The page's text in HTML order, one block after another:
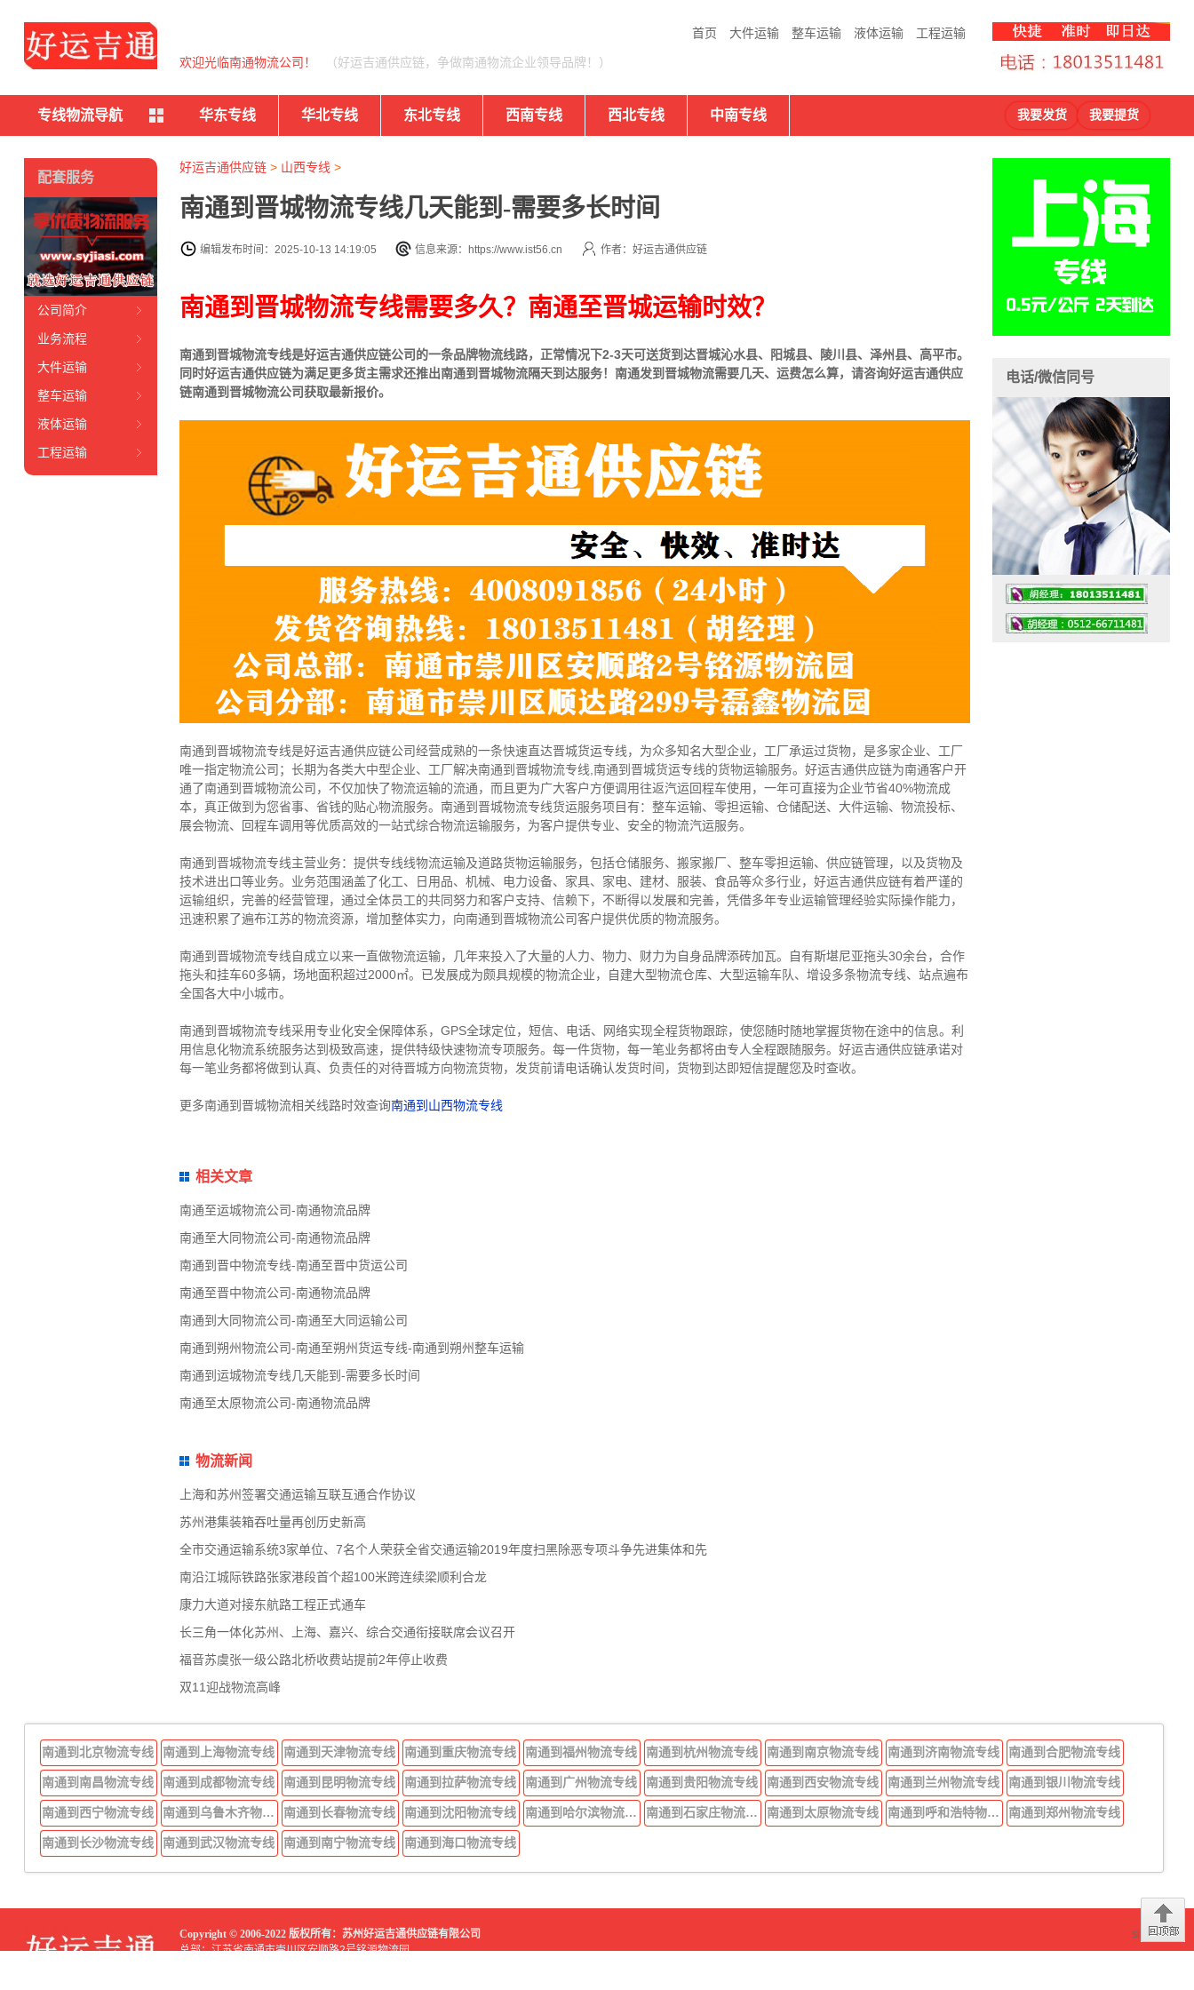
首页 大件运输 整车运输 液体运输 工程运输
欢迎光临南通物流公司！ （好运吉通供应链，争做南通物流企业领导品牌！）
专线物流导航 华东专线 华北专线 东北专线 西南专线 西北专线 中南专线 我要发货 我要提货
好运吉通供应链> 山西专线 >
南通到晋城物流专线几天能到-需要多长时间
编辑发布时间：2025-10-13 14:19:05 信息来源：https://www.ist56.cn 作者：好运吉通供应链
南通到晋城物流专线需要多久？南通至晋城运输时效？
南通到晋城物流专线是好运吉通供应链公司的一条品牌物流线路，正常情况下2-3天可送货到达晋城沁水县、阳城县、陵川县、泽州县、高平市。
同时好运吉通供应链为满足更多货主需求还推出南通到晋城物流隔天到达服务！南通发到晋城物流需要几天、运费怎么算，请咨询好运吉通供应
链南通到晋城物流公司获取最新报价。
南通到晋城物流专线是好运吉通供应链公司经营成熟的一条快速直达晋城货运专线，为众多知名大型企业，工厂承运过货物，是多家企业、工厂
唯一指定物流公司；长期为各类大中型企业、工厂解决南通到晋城物流专线,南通到晋城货运专线的货物运输服务。好运吉通供应链为南通客户开
通了南通到晋城物流公司，不仅加快了物流运输的流通，而且更为广大客户方便调用往返汽运回程车使用，一年可直接为企业节省40%物流成
本，真正做到为您省事、省钱的贴心物流服务。南通到晋城物流专线货运服务项目有：整车运输、零担运输、仓储配送、大件运输、物流投标、
展会物流、回程车调用等优质高效的一站式综合物流运输服务，为客户提供专业、安全的物流汽运服务。
南通到晋城物流专线主营业务：提供专线线物流运输及道路货物运输服务，包括仓储服务、搬家搬厂、整车零担运输、供应链管理，以及货物及
技术进出口等业务。业务范围涵盖了化工、日用品、机械、电力设备、家具、家电、建材、服装、食品等众多行业，好运吉通供应链有着严谨的
运输组织，完善的经营管理，通过全体员工的共同努力和客户支持、信赖下，不断得以发展和完善，凭借多年专业运输管理经验实际操作能力，
迅速积累了遍布江苏的物流资源，增加整体实力，向南通到晋城物流公司客户提供优质的物流服务。
南通到晋城物流专线自成立以来一直做物流运输，几年来投入了大量的人力、物力、财力为自身品牌添砖加瓦。自有斯堪尼亚拖头30余台，合作
拖头和挂车60多辆，场地面积超过2000㎡。已发展成为颇具规模的物流企业，自建大型物流仓库、大型运输车队、增设多条物流专线、站点遍布
全国各大中小城市。
南通到晋城物流专线采用专业化安全保障体系，GPS全球定位，短信、电话、网络实现全程货物跟踪，使您随时随地掌握货物在途中的信息。利
用信息化物流系统服务达到极致高速，提供特级快速物流专项服务。每一件货物，每一笔业务都将由专人全程跟随服务。好运吉通供应链承诺对
每一笔业务都将做到认真、负责任的对待晋城方向物流货物，发货前请电话确认发货时间，货物到达即短信提醒您及时查收。
更多南通到晋城物流相关线路时效查询南通到山西物流专线
相关文章
南通至运城物流公司-南通物流品牌
南通至大同物流公司-南通物流品牌
南通到晋中物流专线-南通至晋中货运公司
南通至晋中物流公司-南通物流品牌
南通到大同物流公司-南通至大同运输公司
南通到朔州物流公司-南通至朔州货运专线-南通到朔州整车运输
南通到运城物流专线几天能到-需要多长时间
南通至太原物流公司-南通物流品牌
物流新闻
上海和苏州签署交通运输互联互通合作协议
苏州港集装箱吞吐量再创历史新高
全市交通运输系统3家单位、7名个人荣获全省交通运输2019年度扫黑除恶专项斗争先进集体和先
南沿江城际铁路张家港段首个超100米跨连续梁顺利合龙
康力大道对接东航路工程正式通车
长三角一体化苏州、上海、嘉兴、综合交通衔接联席会议召开
福音苏虞张一级公路北桥收费站提前2年停止收费
双11迎战物流高峰
配套服务
公司简介
业务流程
大件运输
整车运输
液体运输
工程运输
电话/微信同号
南通到北京物流专线 南通到上海物流专线 南通到天津物流专线 南通到重庆物流专线 南通到福州物流专线 南通到杭州物流专线 南通到南京物流专线 南通到济南物流专线 南通到合肥物流专线
南通到南昌物流专线 南通到成都物流专线 南通到昆明物流专线 南通到拉萨物流专线 南通到广州物流专线 南通到贵阳物流专线 南通到西安物流专线 南通到兰州物流专线 南通到银川物流专线
南通到西宁物流专线 南通到乌鲁木齐物流专线 南通到长春物流专线 南通到沈阳物流专线 南通到哈尔滨物流专线 南通到石家庄物流专线 南通到太原物流专线 南通到呼和浩特物流专线 南通到郑州物流专线
南通到长沙物流专线 南通到武汉物流专线 南通到南宁物流专线 南通到海口物流专线
sitemap
Copyright © 2006-2022 版权所有：苏州好运吉通供应链有限公司
总部：江苏省南通市崇川区安顺路2号铭源物流园